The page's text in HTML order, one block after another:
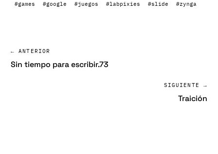
#games #google #juegos #labpixies #slide #zynga
← ANTERIOR
Sin tiempo para escribir.73
SIGUIENTE →
Traición